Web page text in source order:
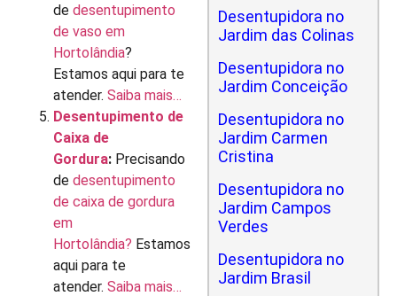
de desentupimento
de vaso em
Hortolândia?
Estamos aqui para te
atender. Saiba mais…
Desentupimento de
Caixa de
Gordura: Precisando
de desentupimento
de caixa de gordura
em
Hortolândia? Estamos
aqui para te
atender. Saiba mais…
Desentupidora no
Jardim das Colinas
Desentupidora no
Jardim Conceição
Desentupidora no
Jardim Carmen
Cristina
Desentupidora no
Jardim Campos
Verdes
Desentupidora no
Jardim Brasil